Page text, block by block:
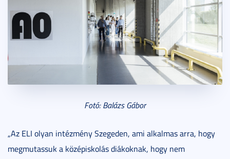
Fotó: Balázs Gábor
„Az ELI olyan intézmény Szegeden, ami alkalmas arra, hogy
megmutassuk a középiskolás diákoknak, hogy nem